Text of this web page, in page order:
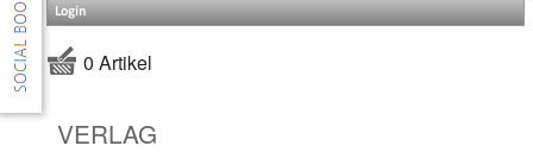
Login
0 Artikel
VERLAG